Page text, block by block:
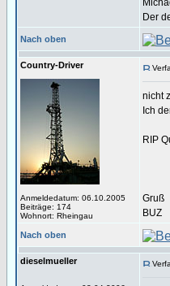
Der
Nach oben
Country-Driver
Anmeldedatum: 06.10.2005
Beiträge: 174
Wohnort: Rheingau
nicht
Ich
RIP
Gruß
BUZ
Nach oben
dieselmueller